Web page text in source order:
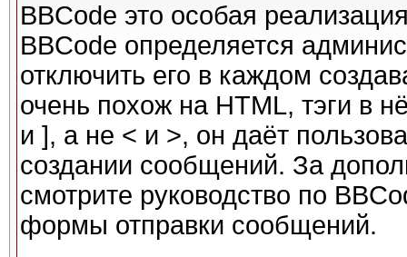
BBCode это особая
BBCode определяется
отключить его в каждом
очень похож на HTML, тэги в
и ], а не < и >, он даёт
создании сообщений. За
смотрите руководство по
формы отправки сообщений.